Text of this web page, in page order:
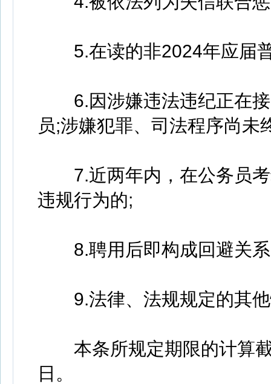
5.在读的非2024年应届普
6.因涉嫌违法违纪正在接
员;涉嫌犯罪、司法程序尚未
7.近两年内，在公务员考
违规行为的;
8.聘用后即构成回避关
9.法律、法规规定的其他
本条所规定期限的计算截
日。